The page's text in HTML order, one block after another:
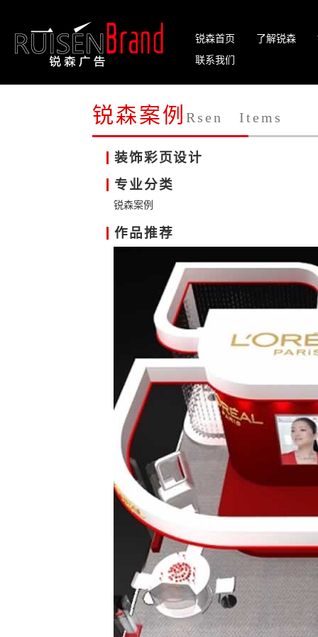
锐森首页 了解锐森
联系我们
锐森案例 Rsen Items
装饰彩页设计
专业分类
锐森案例
作品推荐